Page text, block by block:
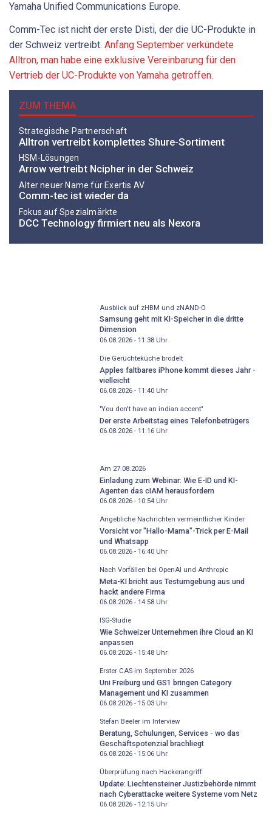
Yamaha Unified Communications Europe.
Comm-Tec ist nicht der erste Disti, der die UC-Produkte in
der Schweiz vertreibt. Anfang September verkündete
Alltron, man habe eine exklusive Vereinbarung für den
Vertrieb der UC-Produkte von Yamaha getroffen.
ZUM THEMA
Strategische Partnerschaft
Alltron vertreibt komplettes Shure-Sortiment
HSM-Lösungen
Arrow vertreibt Ncipher in der Schweiz
Alter neuer Name für Exertis AV
Comm-tec ist wieder da
Fokus auf Spezialmärkte
DCC Technology firmiert neu als Nexora
Ausblick auf zHBM und zNAND-O
Samsung geht mit KI-Speicher in die dritte
Dimension
06.08.2026 - 11:38Uhr
Die Gerüchteküche brodelt
Apples faltbares iPhone kommt dieses Jahr -
vielleicht
06.08.2026 - 11:40Uhr
"You don't have an indian accent"
Der erste Arbeitstag eines Telefonbetrügers
06.08.2026 - 11:16Uhr
Am 27.08.2026
Einladung zum Webinar: Wie E-ID und KI-
Agenten das cIAM herausfordern
06.08.2026 - 10:54Uhr
Angebliche Nachrichten vermeintlicher Kinder
Vorsicht vor "Hallo-Mama"-Trick per E-Mail
und Whatsapp
06.08.2026 - 16:40Uhr
Nach Vorfällen bei OpenAI und Anthropic
Meta-KI bricht aus Testumgebung aus und
hackt andere Firma
06.08.2026 - 14:58Uhr
ISG-Studie
Wie Schweizer Unternehmen ihre Cloud an KI
anpassen
06.08.2026 - 15:48Uhr
Erster CAS im September 2026
Uni Freiburg und GS1 bringen Category
Management und KI zusammen
06.08.2026 - 15:03Uhr
Stefan Beeler im Interview
Beratung, Schulungen, Services - wo das
Geschäftspotenzial brachliegt
06.08.2026 - 15:06Uhr
Überprüfung nach Hackerangriff
Update: Liechtensteiner Justizbehörde nimmt
nach Cyberattacke weitere Systeme vom Netz
06.08.2026 - 12:15Uhr